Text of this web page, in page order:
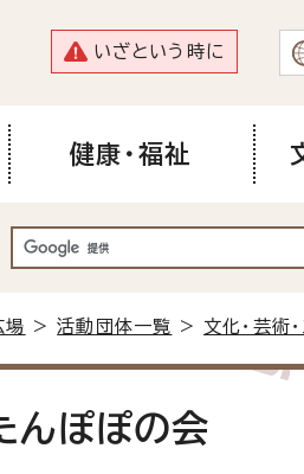
いざという時に
健康・福祉
場 >活動団体一覧 > 文化・芸術
んぽぽの会